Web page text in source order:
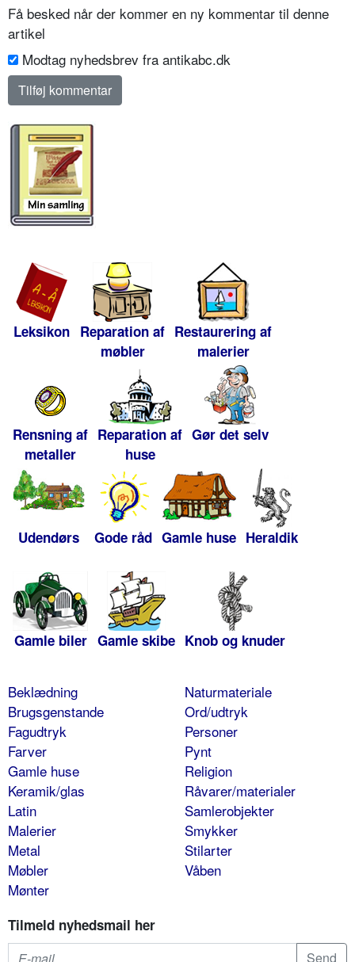
Få besked når der kommer en ny kommentar til denne
artikel
Modtag nyhedsbrev fra antikabc.dk
Leksikon Reparation af
møbler
Restaurering af
malerier
Rensning af
metaller
Reparation af
huse
Gør det selv
Udendørs Gode råd Gamle huse Heraldik
Gamle biler Gamle skibe Knob og knuder
Beklædning
Brugsgenstande
Fagudtryk
Farver
Gamle huse
Keramik/glas
Latin
Malerier
Metal
Møbler
Mønter
Naturmateriale
Ord/udtryk
Personer
Pynt
Religion
Råvarer/materialer
Samlerobjekter
Smykker
Stilarter
Våben
Tilmeld nyhedsmail her